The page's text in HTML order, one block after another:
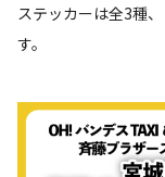
ステッカーは全3種
す。